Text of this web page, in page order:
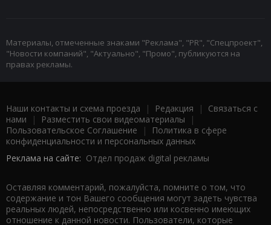
Материалы, отмеченные знаками "Реклама", "PR", "Спецпроект",
"Новости компаний", "Актуально", "Промо", публикуются на
правах рекламы.
Наши контакты и схема проезда | Редакция | Связаться с
нами | Разместить свои видеоматериалы |
Пользовательское Соглашение |
Политика в сфере
конфиденциальности и персональных данных
Реклама на сайте: Отдел продаж digital рекламы
Оставляя комментарий, пожалуйста, помните о том, что
содержание и тон Вашего сообщения могут задеть чувства
реальных людей, непосредственно или косвенно имеющих
отношение к данной новости. Пользователи, которые